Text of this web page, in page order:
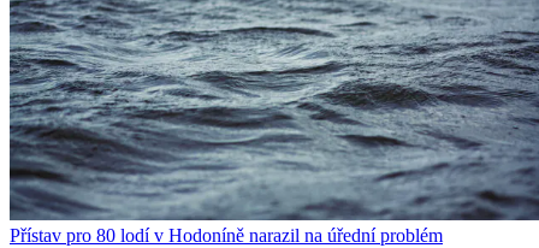
Přístav pro 80 lodí v Hodoníně narazil na úřední problém